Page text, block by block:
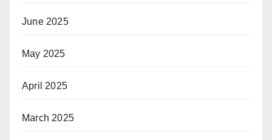
June 2025
May 2025
April 2025
March 2025